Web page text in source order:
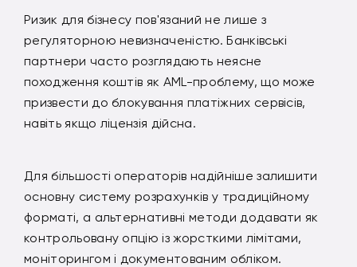
Ризик для бізнесу пов'язаний не лише з
регуляторною невизначеністю. Банківські
партнери часто розглядають неясне
походження коштів як AML-проблему, що може
призвести до блокування платіжних сервісів,
навіть якщо ліцензія дійсна.
Для більшості операторів надійніше залишити
основну систему розрахунків у традиційному
форматі, а альтернативні методи додавати як
контрольовану опцію із жорсткими лімітами,
моніторингом і документованим обліком.